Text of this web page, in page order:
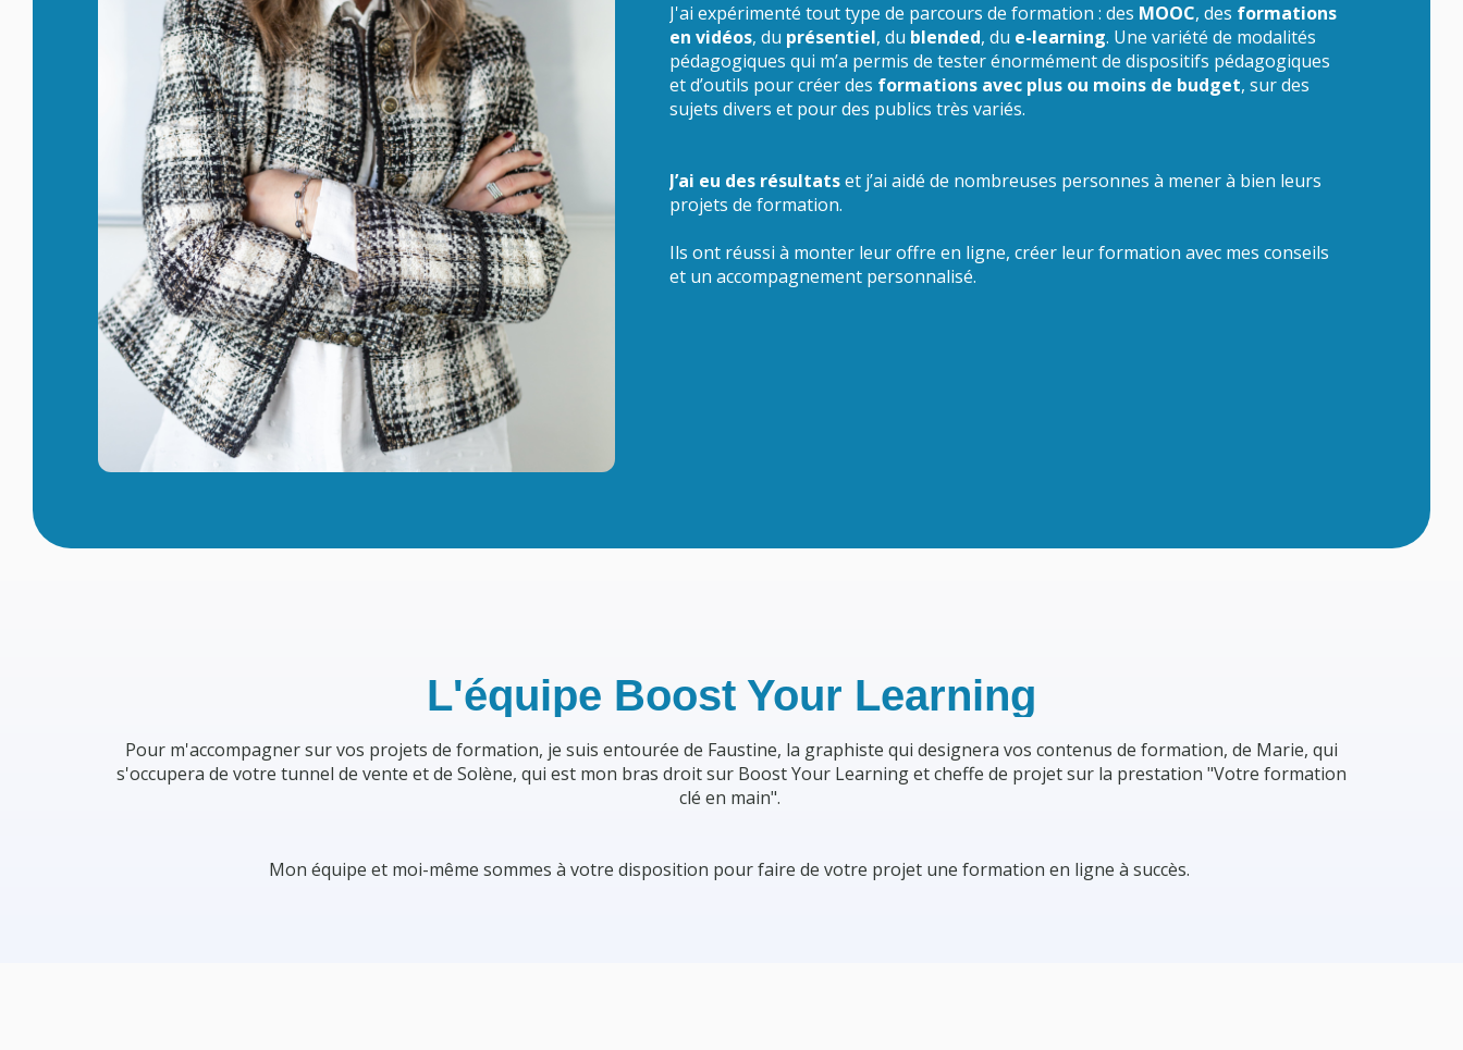
J'ai expérimenté tout type de parcours de formation : des MOOC, des formations
en vidéos, du présentiel, du blended, du e-learning. Une variété de modalités
pédagogiques qui m’a permis de tester énormément de dispositifs pédagogiques
et d’outils pour créer des formations avec plus ou moins de budget, sur des
sujets divers et pour des publics très variés.
J’ai eu des résultatset j’ai aidé de nombreuses personnes à mener à bien leurs
projets de formation.
Ils ont réussi à monter leur offre en ligne, créer leur formation avec mes conseils
et un accompagnement personnalisé.
L'équipe Boost Your Learning
Pour m'accompagner sur vos projets de formation, je suis entourée de Faustine, la graphiste qui designera vos contenus de formation, de Marie, qui
s'occupera de votre tunnel de vente et de Solène, qui est mon bras droit sur Boost Your Learning et cheffe de projet sur la prestation "Votre formation
clé en main".
Mon équipe et moi-même sommes à votre disposition pour faire de votre projet une formation en ligne à succès.